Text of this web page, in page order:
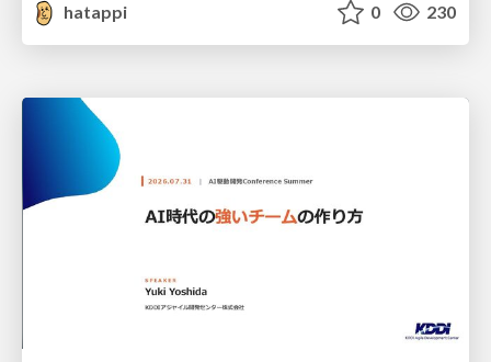
hatappi
0 230